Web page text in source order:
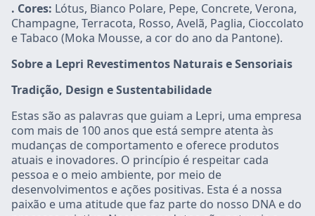
. Cores: Lótus, Bianco Polare, Pepe, Concrete, Verona,
Champagne, Terracota, Rosso, Avelã, Paglia, Cioccolato
e Tabaco (Moka Mousse, a cor do ano da Pantone).
Sobre a Lepri Revestimentos Naturais e Sensoriais
Tradição, Design e Sustentabilidade
Estas são as palavras que guiam a Lepri, uma empresa
com mais de 100 anos que está sempre atenta às
mudanças de comportamento e oferece produtos
atuais e inovadores. O princípio é respeitar cada
pessoa e o meio ambiente, por meio de
desenvolvimentos e ações positivas. Esta é a nossa
paixão e uma atitude que faz parte do nosso DNA e do